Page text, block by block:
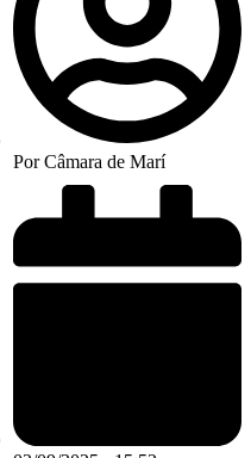
PorCâmara de Marí